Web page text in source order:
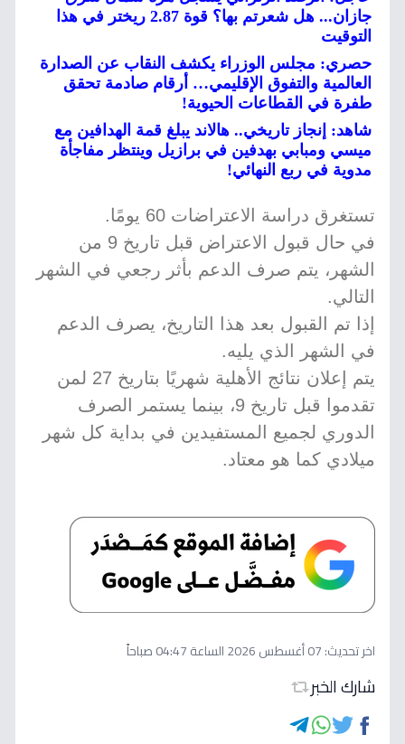
جازان... هل شعرتم بها؟ قوة 2.87 ريختر في هذا
التوقيت
حصري: مجلس الوزراء يكشف النقاب عن الصدارة
العالمية والتفوق الإقليمي… أرقام صادمة تحقق
طفرة في القطاعات الحيوية!
شاهد: إنجاز تاريخي.. هالاند يبلغ قمة الهدافين مع
ميسي ومبابي بهدفين في برازيل وينتظر مفاجأة
مدوية في ربع النهائي!
تستغرق دراسة الاعتراضات 60 يومًا.
في حال قبول الاعتراض قبل تاريخ 9 من
الشهر، يتم صرف الدعم بأثر رجعي في الشهر
التالي.
إذا تم القبول بعد هذا التاريخ، يصرف الدعم
في الشهر الذي يليه.
يتم إعلان نتائج الأهلية شهريًا بتاريخ 27 لمن
تقدموا قبل تاريخ 9، بينما يستمر الصرف
الدوري لجميع المستفيدين في بداية كل شهر
ميلادي كما هو معتاد.
اخر تحديث:07 أغسطس 2026 الساعة 04:47 صباحاً
شارك الخبر